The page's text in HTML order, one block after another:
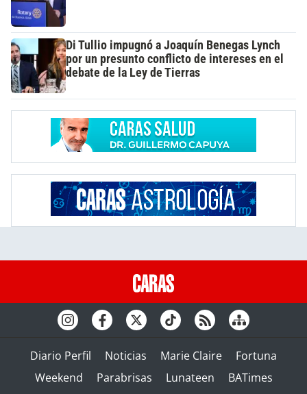
Di Tullio impugnó a Joaquín Benegas Lynch
por un presunto conflicto de intereses en el
debate de la Ley de Tierras
Diario Perfil Noticias Marie Claire
Fortuna
Weekend
Parabrisas Lunateen BATimes